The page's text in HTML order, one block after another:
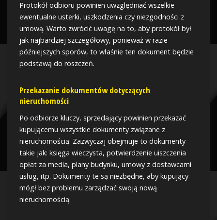
Protokół odbioru powinien uwzględniać wszelkie
ewentualne usterki, uszkodzenia czy niezgodności z
umową. Warto zwrócić uwagę na to, aby protokół był
jak najbardziej szczegółowy, ponieważ w razie
późniejszych sporów, to właśnie ten dokument będzie
podstawą do roszczeń.
Przekazanie dokumentów dotyczących
nieruchomości
Po odbiorze kluczy, sprzedający powinien przekazać
kupującemu wszystkie dokumenty związane z
nieruchomością. Zazwyczaj obejmuje to dokumenty
takie jak: księga wieczysta, potwierdzenie uiszczenia
opłat za media, plany budynku, umowy z dostawcami
usług, itp. Dokumenty te są niezbędne, aby kupujący
mógł bez problemu zarządzać swoją nową
nieruchomością.